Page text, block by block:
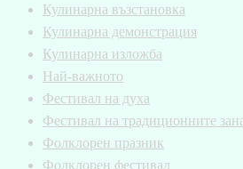
Кулинарна възстановка
Кулинарна демонстрация
Кулинарна изложба
Най-важното
Фестивал на духа
Фестивал на традиционните
Фолклорен празник
Фолклорен фестивал